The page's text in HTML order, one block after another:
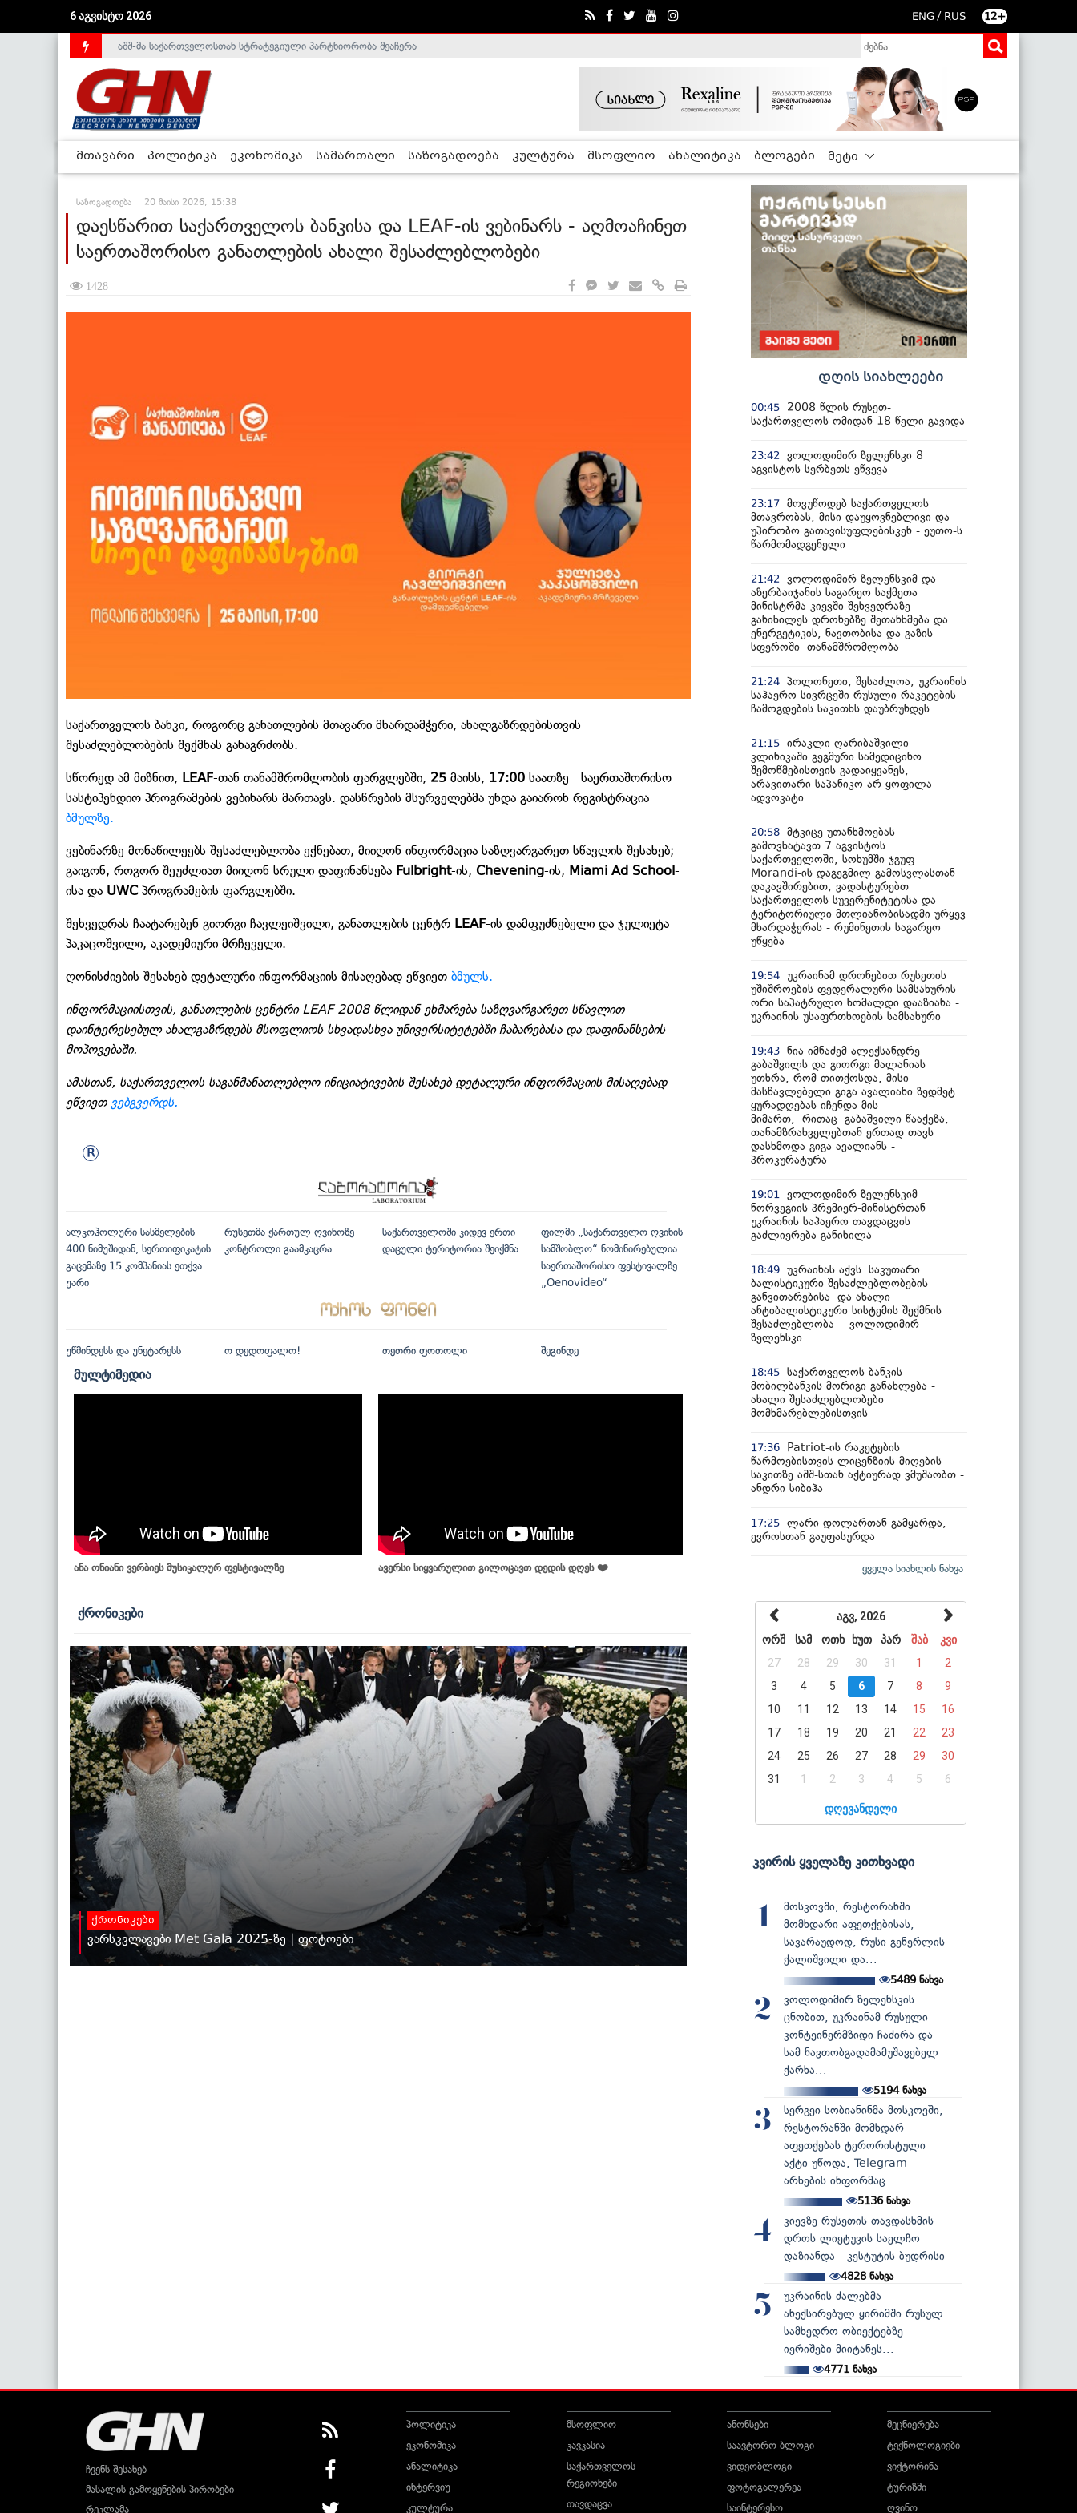
6 აგვისტო 2026 ENG / RUS 12+
საქართველოს დე-ფაქტო მთავრობა არალეგიტიმურია - ჰელსინკის კომისია
აშშ-მა საქართველოსთან სტრატეგიული პარტნიორობა შეაჩერა
მთავარი პოლიტიკა ეკონომიკა სამართალი საზოგადოება კულტურა მსოფლიო ანალიტიკა ბლოგები მეტი
საზოგადოება 20 მაისი 2026, 15:38
დაესწარით საქართველოს ბანკისა და LEAF-ის ვებინარს - აღმოაჩინეთ
საერთაშორისო განათლების ახალი შესაძლებლობები
1428
საქართველოს ბანკი, როგორც განათლების მთავარი მხარდამჭერი, ახალგაზრდებისთვის
შესაძლებლობების შექმნას განაგრძობს.
სწორედ ამ მიზნით, LEAF-თან თანამშრომლობის ფარგლებში, 25 მაისს, 17:00 საათზე საერთაშორისო
სასტიპენდიო პროგრამების ვებინარს მართავს. დასწრების მსურველებმა უნდა გაიარონ რეგისტრაცია
ბმულზე.
ვებინარზე მონაწილეებს შესაძლებლობა ექნებათ, მიიღონ ინფორმაცია საზღვარგარეთ სწავლის შესახებ;
გაიგონ, როგორ შეუძლიათ მიიღონ სრული დაფინანსება Fulbright-ის, Chevening-ის, Miami Ad School -
ისა და UWC პროგრამების ფარგლებში.
შეხვედრას ჩაატარებენ გიორგი ჩავლეიშვილი, განათლების ცენტრ LEAF-ის დამფუძნებელი და ჯულიეტა
პაკაცოშვილი, აკადემიური მრჩეველი.
ღონისძიების შესახებ დეტალური ინფორმაციის მისაღებად ეწვიეთ ბმულს.
ინფორმაციისთვის, განათლების ცენტრი LEAF 2008 წლიდან ეხმარება საზღვარგარეთ სწავლით
დაინტერესებულ ახალგაზრდებს მსოფლიოს სხვადასხვა უნივერსიტეტებში ჩაბარებასა და დაფინანსების
მოპოვებაში.
ამასთან, საქართველოს საგანმანათლებლო ინიციატივების შესახებ დეტალური ინფორმაციის მისაღებად
ეწვიეთ ვებგვერდს.
ალკოჰოლური სასმელების
400 ნიმუშიდან, სერთიფიკატის
გაცემაზე 15 კომპანიას ეთქვა
უარი
რუსეთმა ქართულ ღვინოზე
კონტროლი გაამკაცრა
საქართველოში კიდევ ერთი
დაცული ტერიტორია შეიქმნა
ფილმი „საქართველო ღვინის
სამშობლო“ ნომინირებულია
საერთაშორისო ფესტივალზე
„Oenovideo“
უწმინდესს და უნეტარესს ო დედოფალო! თეთრი ფოთოლი შეგინდე
მულტიმედია
ანა ონიანი ვერბიეს მუსიკალურ ფესტივალზე ავერსი სიყვარულით გილოცავთ დედის დღეს ❤️
ქრონიკები
ქრონიკები
ვარსკვლავები Met Gala 2025-ზე | ფოტოები
დღის სიახლეები
00:45
2008 წლის რუსეთ-
საქართველოს ომიდან 18 წელი გავიდა
23:42
ვოლოდიმირ ზელენსკი 8
აგვისტოს სერბეთს ეწვევა
23:17 მოვუწოდებ საქართველოს
მთავრობას, მისი დაუყოვნებლივი და
უპირობო გათავისუფლებისკენ - ეუთო-ს
წარმომადგენელი
21:42
ვოლოდიმირ ზელენსკიმ და
აზერბაიჯანის საგარეო საქმეთა
მინისტრმა კიევში შეხვედრაზე
განიხილეს დრონებზე შეთანხმება და
ენერგეტიკის, ნავთობისა და გაზის
სფეროში თანამშრომლობა
21:24 პოლონეთი, შესაძლოა, უკრაინის
საჰაერო სივრცეში რუსული რაკეტების
ჩამოგდების საკითხს დაუბრუნდეს
21:15 ირაკლი ღარიბაშვილი
კლინიკაში გეგმური სამედიცინო
შემოწმებისთვის გადაიყვანეს,
არავითარი საპანიკო არ ყოფილა -
ადვოკატი
20:58 მტკიცე უთანხმოებას
გამოვხატავთ 7 აგვისტოს
საქართველოში, სოხუმში ჯგუფ
Morandi-ის დაგეგმილ გამოსვლასთან
დაკავშირებით, ვადასტურებთ
საქართველოს სუვერენიტეტისა და
ტერიტორიული მთლიანობისადმი ურყევ
მხარდაჭერას - რუმინეთის საგარეო
უწყება
19:54 უკრაინამ დრონებით რუსეთის
უშიშროების ფედერალური სამსახურის
ორი საპატრულო ხომალდი დააზიანა -
უკრაინის უსაფრთხოების სამსახური
19:43 ნია იმნაძემ ალექსანდრე
გაბაშვილს და გიორგი მალანიას
უთხრა, რომ თითქოსდა, მისი
მასწავლებელი გიგა ავალიანი ზედმეტ
ყურადღებას იჩენდა მის
მიმართ, რითაც გაბაშვილი წააქეზა,
თანამზრახველებთან ერთად თავს
დასხმოდა გიგა ავალიანს -
პროკურატურა
19:01
ვოლოდიმირ ზელენსკიმ
ნორვეგიის პრემიერ-მინისტრთან
უკრაინის საჰაერო თავდაცვის
გაძლიერება განიხილა
18:49 უკრაინას აქვს საკუთარი
ბალისტიკური შესაძლებლობების
განვითარებისა და ახალი
ანტიბალისტიკური სისტემის შექმნის
შესაძლებლობა - ვოლოდიმირ
ზელენსკი
18:45 საქართველოს ბანკის
მობილბანკის მორიგი განახლება -
ახალი შესაძლებლობები
მომხმარებლებისთვის
17:36
Patriot-ის რაკეტების
წარმოებისთვის ლიცენზიის მიღების
საკითზე აშშ-სთან აქტიურად ვმუშაობთ -
ანდრი სიბიჰა
17:25 ლარი დოლართან გამყარდა,
ევროსთან გაუფასურდა
ყველა სიახლის ნახვა
აგვ, 2026
ორშ
სამ ოთხ ხუთ პარ შაბ
კვი
27
28 29 30 31 1
2
3
4 5 6 7 8
9
10
11 12 13 14 15
16
17
18 19 20 21 22
23
24
25 26 27 28 29
30
31
1 2 3 4 5 6
დღევანდელი
კვირის ყველაზე კითხვადი
1
მოსკოვში, რესტორანში
მომხდარი აფეთქებისას,
სავარაუდოდ, რუსი გენერლის
ქალიშვილი და...
5489 ნახვა
2
ვოლოდიმირ ზელენსკის
ცნობით, უკრაინამ რუსული
კონტეინერმზიდი ჩაძირა და
სამ ნავთობგადამამუშავებელ
ქარხა...
5194ნახვა
3
სერგეი სობიანინმა მოსკოვში,
რესტორანში მომხდარ
აფეთქებას ტერორისტული
აქტი უწოდა, Telegram-
არხების ინფორმაც...
5136ნახვა
4
კიევზე რუსეთის თავდასხმის
დროს ლიეტუვის საელჩო
დაზიანდა - კესტუტის ბუდრისი
4828ნახვა
5
უკრაინის ძალებმა
ანექსირებულ ყირიმში რუსულ
სამხედრო ობიექტებზე
იერიშები მიიტანეს...
4771 ნახვა
ჩვენს შესახებ
მასალის გამოყენების პირობები
რეკლამა
პოლიტიკა
ეკონომიკა
ანალიტიკა
ინტერვიუ
კულტურა
მსოფლიო
კავკასია
საქართველოს
რეგიონები
თავდაცვა
ანონსები
საავტორო ბლოგი
ვიდეობლოგი
ფოტოგალერეა
საინტერესო
მეცნიერება
ტექნოლოგიები
ვიქტორინა
ტურიზმი
ღვინო